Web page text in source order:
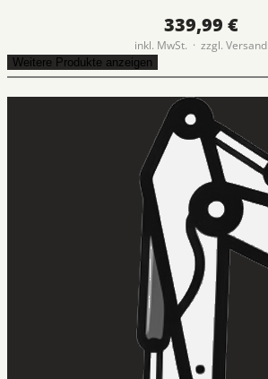
339,99 €
inkl. MwSt. · zzgl. Versand
Weitere Produkte anzeigen